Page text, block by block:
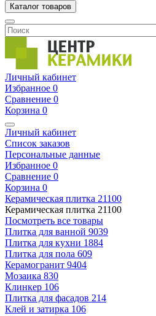
Каталог товаров
Личный кабинет
Избранное 0
Сравнение 0
Корзина 0
Личный кабинет
Список заказов
Персональные данные
Избранное 0
Сравнение 0
Корзина 0
Керамическая плитка 21100
Керамическая плитка 21100
Посмотреть все товары
Плитка для ванной 9039
Плитка для кухни 1884
Плитка для пола 609
Керамогранит 9404
Мозаика 830
Клинкер 106
Плитка для фасадов 214
Клей и затирка 106